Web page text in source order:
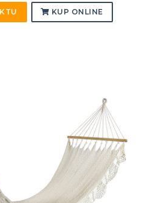
KUP ONLINE